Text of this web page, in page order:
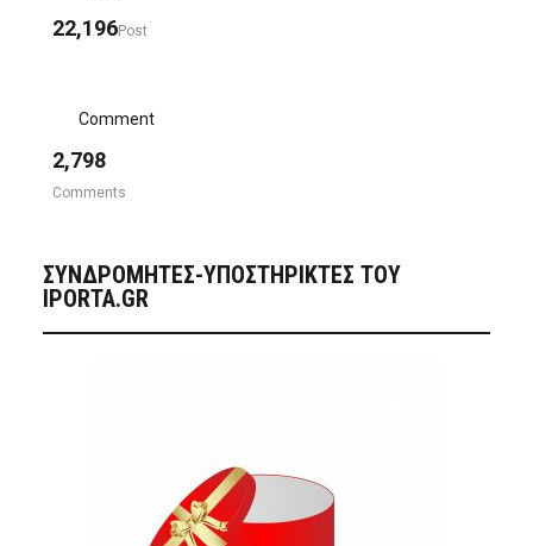
22,196Post
Comment
2,798
Comments
ΣΥΝΔΡΟΜΗΤΈΣ-ΥΠΟΣΤΗΡΙΚΤΈΣ ΤΟΥ
IPORTA.GR